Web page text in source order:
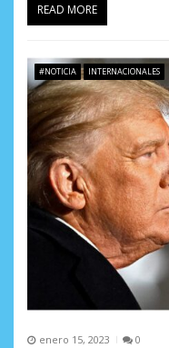
READ MORE
#NOTICIA INTERNACIONALES
enero 15, 2023 0